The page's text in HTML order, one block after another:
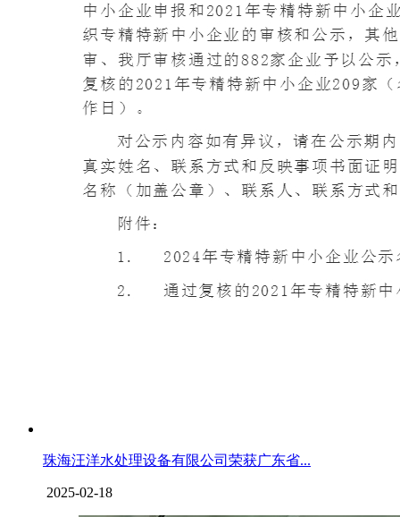
珠海汪洋水处理设备有限公司荣获广东省...
2025-02-18